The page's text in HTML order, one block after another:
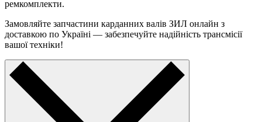
ремкомплекти.
Замовляйте запчастини карданних валів ЗИЛ онлайн з
доставкою по Україні — забезпечуйте надійність трансмісії
вашої техніки!